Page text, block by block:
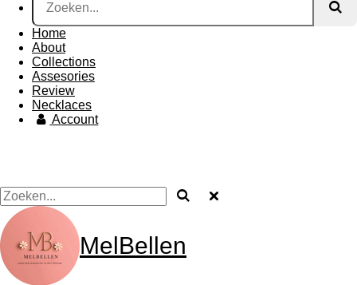
Home
About
Collections
Assesories
Review
Necklaces
Account
MelBellen